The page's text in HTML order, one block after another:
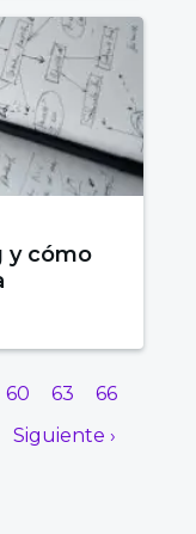
y cómo
60 63
66
Siguiente ›